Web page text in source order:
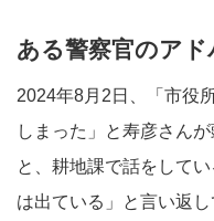
ある警察官のアド
2024年8月2日、「市役
しまった」と寿彦さん
と、耕地課で話をして
は出ている」と言い返